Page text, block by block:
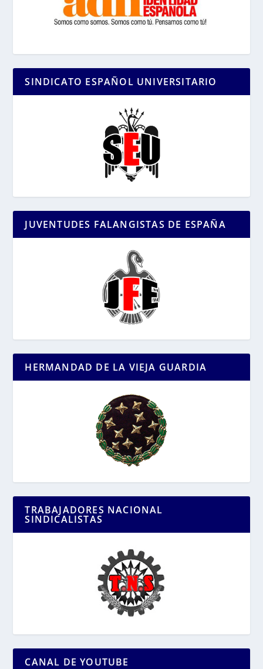
SINDICATO ESPAÑOL UNIVERSITARIO
JUVENTUDES FALANGISTAS DE ESPAÑA
HERMANDAD DE LA VIEJA GUARDIA
TRABAJADORES NACIONAL
SINDICALISTAS
CANAL DE YOUTUBE